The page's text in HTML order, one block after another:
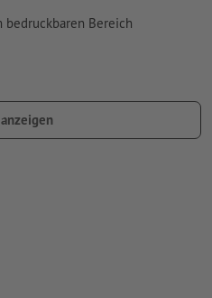
bedruckbaren Bereich
oder in Kurven
Uncoated v3 FOGRA52) für